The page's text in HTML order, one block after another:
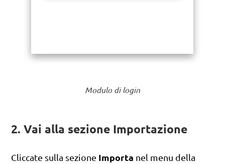
Modulo di login
2. Vai alla sezione Importazione
Cliccate sulla sezione Importa nel menu della